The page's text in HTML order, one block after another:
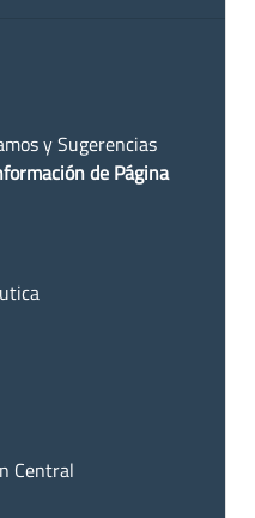
y Sugerencias
de Página
Central